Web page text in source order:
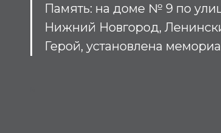
Память: на доме № 9 по
Нижний Новгород,
Герой, установлена